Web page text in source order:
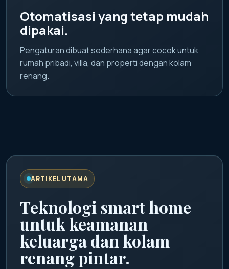
Otomatisasi yang tetap mudah
dipakai.
Pengaturan dibuat sederhana agar cocok untuk
rumah pribadi, villa, dan properti dengan kolam
renang.
ARTIKEL UTAMA
Teknologi smart home
untuk keamanan
keluarga dan kolam
renang pintar.